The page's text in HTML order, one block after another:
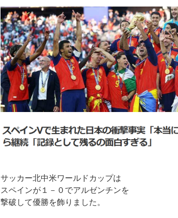
よ
う
が
い
ま
い
が
日
帰
弾
丸
い
と
い
サッカー北中米ワールドカップは
スペインが１－０でアルゼンチンを
撃破して優勝を飾りました。